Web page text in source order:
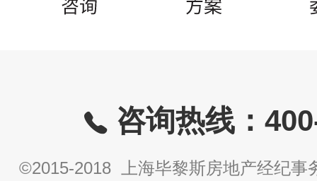
咨询热线：
©2015-2018 上海毕黎斯房地产经纪事